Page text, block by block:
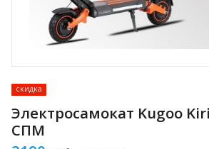
скидка
Электросамокат Kugoo
СПМ